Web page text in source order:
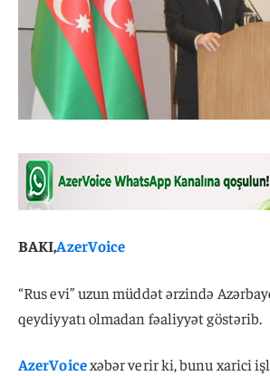
BAKI,AzerVoice
“Rus evi” uzun müddət ərzində
qeydiyyatı olmadan fəaliyyət göstərib.
AzerVoicexəbər verir ki, bunu xarici